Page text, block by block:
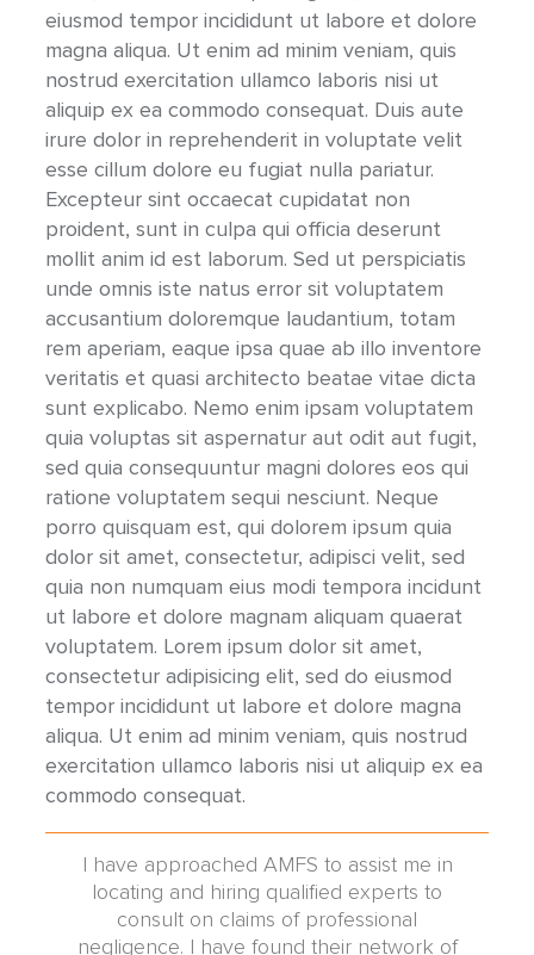
eiusmod tempor incididunt ut labore et dolore
magna aliqua. Ut enim ad minim veniam, quis
nostrud exercitation ullamco laboris nisi ut
aliquip ex ea commodo consequat. Duis aute
irure dolor in reprehenderit in voluptate velit
esse cillum dolore eu fugiat nulla pariatur.
Excepteur sint occaecat cupidatat non
proident, sunt in culpa qui officia deserunt
mollit anim id est laborum. Sed ut perspiciatis
unde omnis iste natus error sit voluptatem
accusantium doloremque laudantium, totam
rem aperiam, eaque ipsa quae ab illo inventore
veritatis et quasi architecto beatae vitae dicta
sunt explicabo. Nemo enim ipsam voluptatem
quia voluptas sit aspernatur aut odit aut fugit,
sed quia consequuntur magni dolores eos qui
ratione voluptatem sequi nesciunt. Neque
porro quisquam est, qui dolorem ipsum quia
dolor sit amet, consectetur, adipisci velit, sed
quia non numquam eius modi tempora incidunt
ut labore et dolore magnam aliquam quaerat
voluptatem. Lorem ipsum dolor sit amet,
consectetur adipisicing elit, sed do eiusmod
tempor incididunt ut labore et dolore magna
aliqua. Ut enim ad minim veniam, quis nostrud
exercitation ullamco laboris nisi ut aliquip ex ea
commodo consequat.
I have approached AMFS to assist me in
locating and hiring qualified experts to
consult on claims of professional
negligence. I have found their network of